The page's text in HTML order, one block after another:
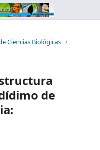
Ciencias Biológicas /
de